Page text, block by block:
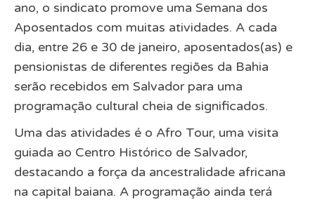
ano, o sindicato promove uma Semana dos
Aposentados com muitas atividades. A cada
dia, entre 26 e 30 de janeiro, aposentados(as) e
pensionistas de diferentes regiões da Bahia
serão recebidos em Salvador para uma
programação cultural cheia de significados.
Uma das atividades é o Afro Tour, uma visita
guiada ao Centro Histórico de Salvador,
destacando a força da ancestralidade africana
na capital baiana. A programação ainda terá